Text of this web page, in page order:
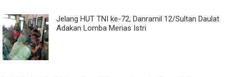
Jelang HUT TNI ke-72, Danramil 12/Sultan Daulat
Adakan Lomba Merias Istri